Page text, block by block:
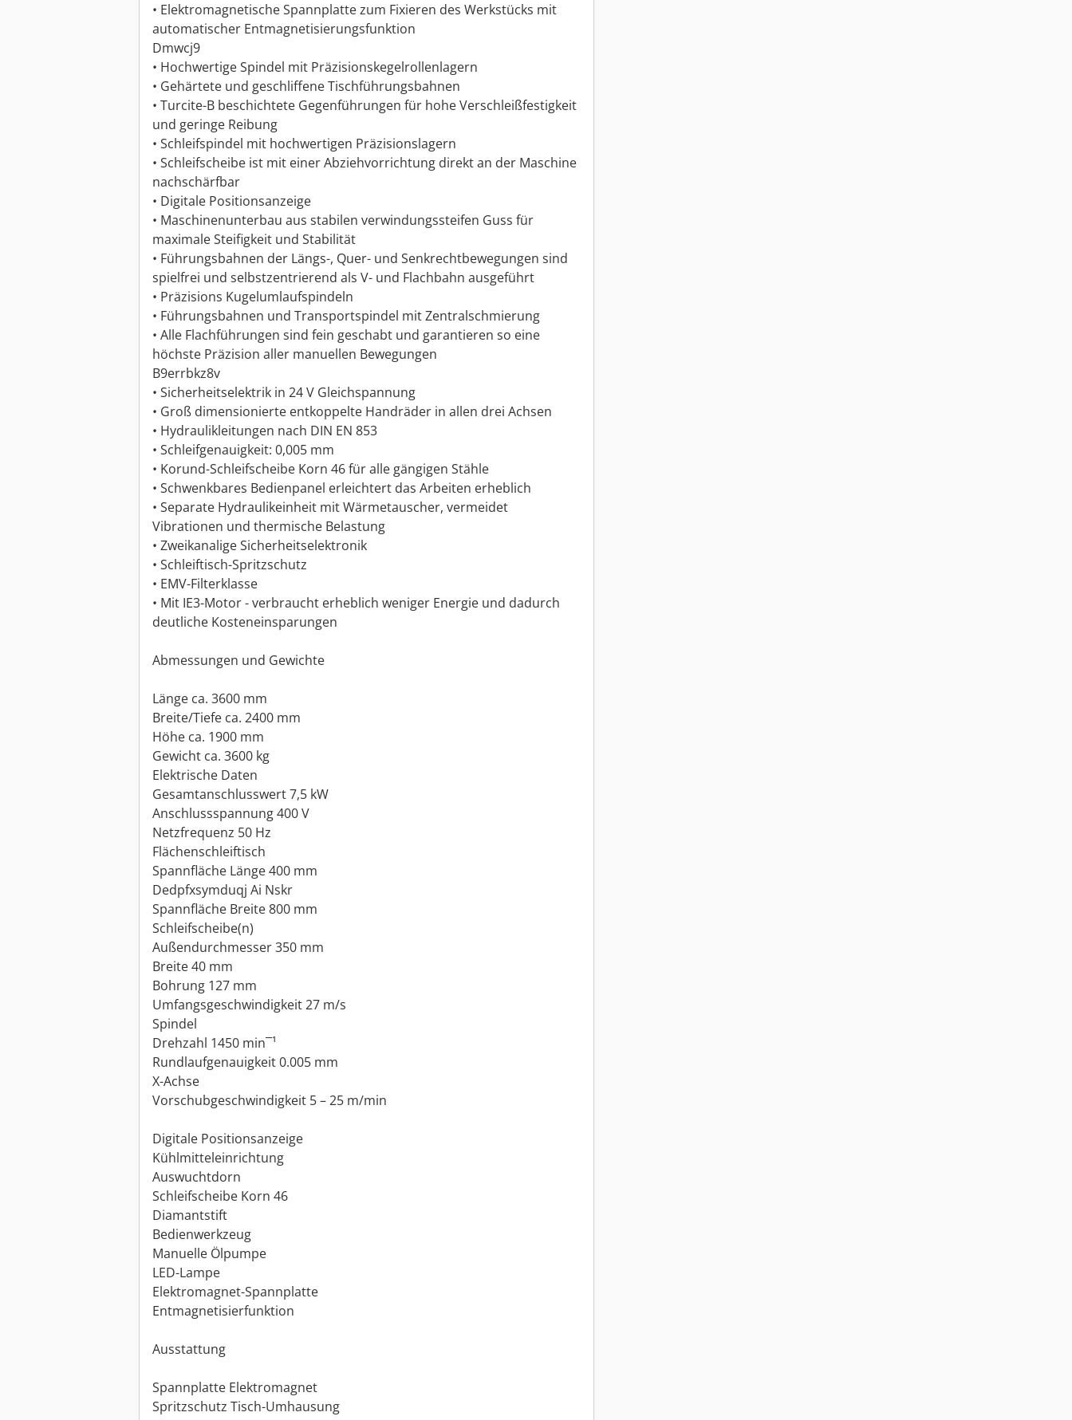
• Elektromagnetische Spannplatte zum Fixieren des Werkstücks mit
automatischer Entmagnetisierungsfunktion
Dmwcj9
• Hochwertige Spindel mit Präzisionskegelrollenlagern
• Gehärtete und geschliffene Tischführungsbahnen
• Turcite-B beschichtete Gegenführungen für hohe Verschleißfestigkeit
und geringe Reibung
• Schleifspindel mit hochwertigen Präzisionslagern
• Schleifscheibe ist mit einer Abziehvorrichtung direkt an der Maschine
nachschärfbar
• Digitale Positionsanzeige
• Maschinenunterbau aus stabilen verwindungssteifen Guss für
maximale Steifigkeit und Stabilität
• Führungsbahnen der Längs-, Quer- und Senkrechtbewegungen sind
spielfrei und selbstzentrierend als V- und Flachbahn ausgeführt
• Präzisions Kugelumlaufspindeln
• Führungsbahnen und Transportspindel mit Zentralschmierung
• Alle Flachführungen sind fein geschabt und garantieren so eine
höchste Präzision aller manuellen Bewegungen
B9errbkz8v
• Sicherheitselektrik in 24 V Gleichspannung
• Groß dimensionierte entkoppelte Handräder in allen drei Achsen
• Hydraulikleitungen nach DIN EN 853
• Schleifgenauigkeit: 0,005 mm
• Korund-Schleifscheibe Korn 46 für alle gängigen Stähle
• Schwenkbares Bedienpanel erleichtert das Arbeiten erheblich
• Separate Hydraulikeinheit mit Wärmetauscher, vermeidet
Vibrationen und thermische Belastung
• Zweikanalige Sicherheitselektronik
• Schleiftisch-Spritzschutz
• EMV-Filterklasse
• Mit IE3-Motor - verbraucht erheblich weniger Energie und dadurch
deutliche Kosteneinsparungen
Abmessungen und Gewichte
Länge ca. 3600 mm
Breite/Tiefe ca. 2400 mm
Höhe ca. 1900 mm
Gewicht ca. 3600 kg
Elektrische Daten
Gesamtanschlusswert 7,5 kW
Anschlussspannung 400 V
Netzfrequenz 50 Hz
Flächenschleiftisch
Spannfläche Länge 400 mm
Dedpfxsymduqj Ai Nskr
Spannfläche Breite 800 mm
Schleifscheibe(n)
Außendurchmesser 350 mm
Breite 40 mm
Bohrung 127 mm
Umfangsgeschwindigkeit 27 m/s
Spindel
Drehzahl 1450 min¯¹
Rundlaufgenauigkeit 0.005 mm
X-Achse
Vorschubgeschwindigkeit 5 – 25 m/min
Digitale Positionsanzeige
Kühlmitteleinrichtung
Auswuchtdorn
Schleifscheibe Korn 46
Diamantstift
Bedienwerkzeug
Manuelle Ölpumpe
LED-Lampe
Elektromagnet-Spannplatte
Entmagnetisierfunktion
Ausstattung
Spannplatte Elektromagnet
Spritzschutz Tisch-Umhausung